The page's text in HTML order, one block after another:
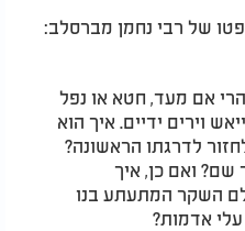
של רבי נחמן מברסלב:
אם מעד, חטא או נפל
וירים ידיים. איך הוא
לדרגתו הראשונה?
שם? ואם כן, איך
השקר המתעתע בנו
עלי אדמות?